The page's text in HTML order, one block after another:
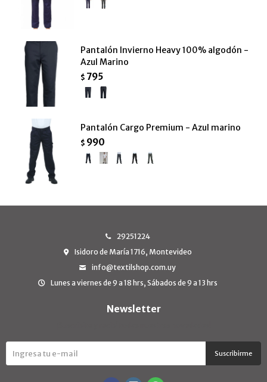
Pantalón Invierno Heavy 100% algodón -
Azul Marino
$ 795
Pantalón Cargo Premium - Azul marino
$ 990
29251224
Isidoro de María 1716, Montevideo
info@textilshop.com.uy
Lunes a viernes de 9 a 18 hrs, Sábados de 9 a 13 hrs
Newsletter
Suscribirme